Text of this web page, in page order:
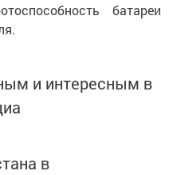
батареи
и интересным в
в